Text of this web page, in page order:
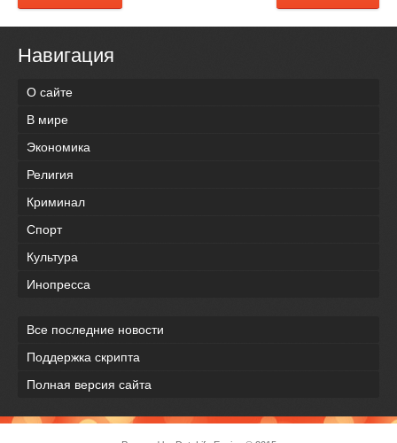
Навигация
О сайте
В мире
Экономика
Религия
Криминал
Спорт
Культура
Инопресса
Все последние новости
Поддержка скрипта
Полная версия сайта